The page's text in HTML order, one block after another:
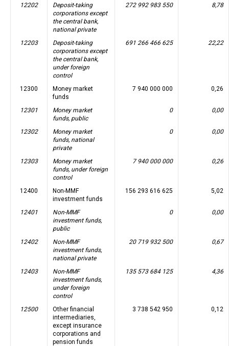
12202
Deposit-taking
corporations except
the central bank,
national private
272 992 983 550 8,78
12203
Deposit-taking
corporations except
the central bank,
under foreign
control
691 266 466 625 22,22
12300
Money market
funds
7 940 000 000 0,26
12301
Money market
funds, public
0 0,00
12302
Money market
funds, national
private
0 0,00
12303
Money market
funds, under foreign
control
7 940 000 000 0,26
12400
Non-MMF
investment funds
156 293 616 625 5,02
12401
Non-MMF
investment funds,
public
0 0,00
12402
Non-MMF
investment funds,
national private
20 719 932 500 0,67
12403
Non-MMF
investment funds,
under foreign
control
135 573 684 125 4,36
12500
Other financial
intermediaries,
except insurance
corporations and
pension funds
3 738 542 950 0,12